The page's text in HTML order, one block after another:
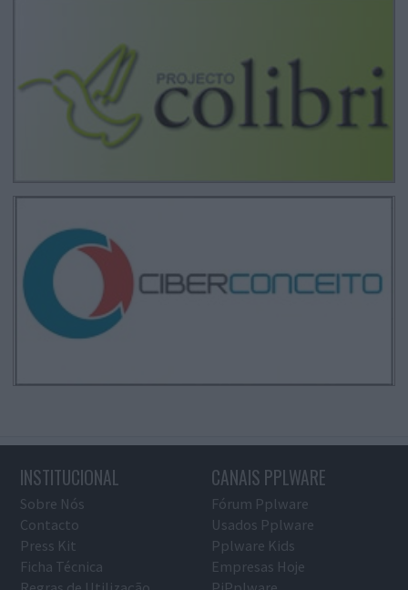
INSTITUCIONAL
Sobre Nós
Contacto
Press Kit
Ficha Técnica
CANAIS PPLWARE
Fórum Pplware
Usados Pplware
Pplware Kids
Empresas Hoje